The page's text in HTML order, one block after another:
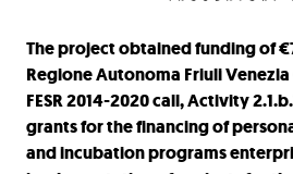
The project obtained funding of
Regione Autonoma Friuli Venezia
FESR 2014-2020 call, Activity
grants for the financing of
and incubation programs